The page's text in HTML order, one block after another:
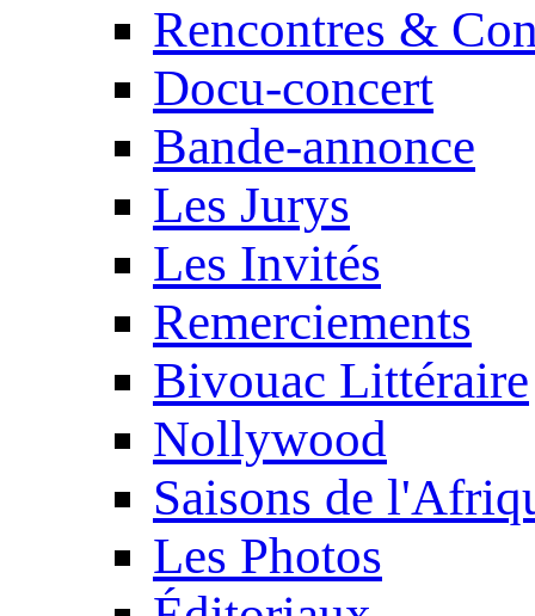
Rencontres &
Docu-concert
Bande-annonce
Les Jurys
Les Invités
Remerciements
Bivouac Littéraire
Nollywood
Saisons de
Les Photos